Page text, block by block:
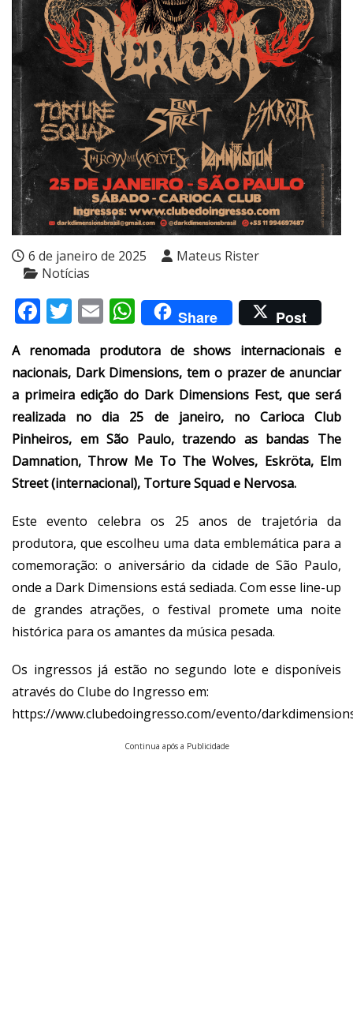
6 de janeiro de 2025
Mateus Rister
Notícias
Facebook
Twitter
EmailWhatsApp
Share Post
A renomada produtora de shows internacionais e
nacionais, Dark Dimensions, tem o prazer de anunciar
a primeira edição do Dark Dimensions Fest, que será
realizada no dia 25 de janeiro, no Carioca Club
Pinheiros, em São Paulo, trazendo as bandas The
Damnation, Throw Me To The Wolves, Eskröta, Elm
Street (internacional), Torture Squad e Nervosa.
Este evento celebra os 25 anos de trajetória da
produtora, que escolheu uma data emblemática para a
comemoração: o aniversário da cidade de São Paulo,
onde a Dark Dimensions está sediada. Com esse line-up
de grandes atrações, o festival promete uma noite
histórica para os amantes da música pesada.
Os ingressos já estão no segundo lote e disponíveis
através do Clube do Ingresso em:
https://www.clubedoingresso.com/evento/
Continua após a Publicidade